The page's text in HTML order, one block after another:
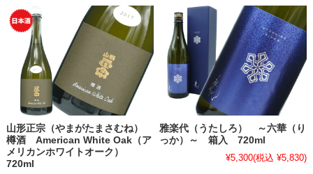
山形正宗（やまがたまさむね）
樽酒 American White Oak（ア
メリカンホワイトオーク）
720ml
雅楽代（うたしろ） ～六華（り
っか）～ 箱入 720ml
¥5,300(税込 ¥5,830)